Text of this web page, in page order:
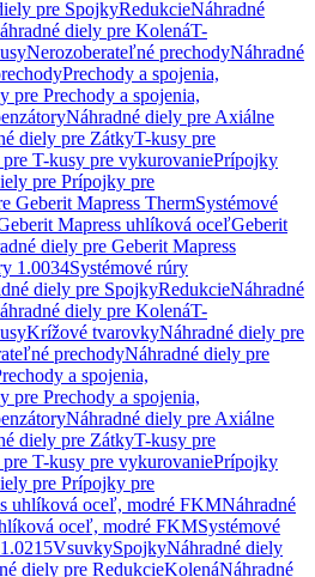
pre SpojkyRedukcieNáhradné
diely pre KolenáT-
Nerozoberateľné prechodyNáhradné
Prechody a spojenia,
pre Prechody a spojenia,
Náhradné diely pre Axiálne
diely pre ZátkyT-kusy pre
T-kusy pre vykurovaniePrípojky
pre Prípojky pre
Geberit Mapress ThermSystémové
Mapress uhlíková oceľGeberit
diely pre Geberit Mapress
1.0034Systémové rúry
diely pre SpojkyRedukcieNáhradné
diely pre KolenáT-
Krížové tvarovkyNáhradné diely pre
prechodyNáhradné diely pre
a spojenia,
pre Prechody a spojenia,
Náhradné diely pre Axiálne
diely pre ZátkyT-kusy pre
T-kusy pre vykurovaniePrípojky
pre Prípojky pre
uhlíková oceľ, modré FKMNáhradné
oceľ, modré FKMSystémové
VsuvkySpojkyNáhradné diely
diely pre RedukcieKolenáNáhradné